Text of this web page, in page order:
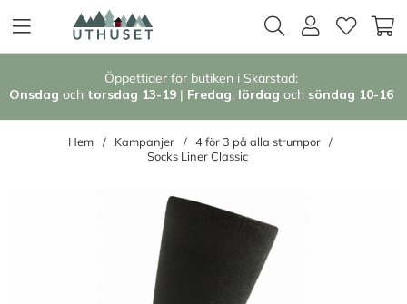
Öppettider för butiken i Skärstad:
Onsdag och torsdag 13-19 | Fredag, lördag och söndag 10-16
Hem Kampanjer
4 för 3 på alla strumpor
Socks Liner Classic